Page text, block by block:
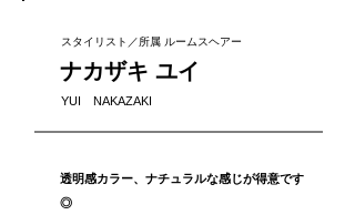
スタイリスト／所属 ルームスヘアー
ナカザキ ユイ
YUI NAKAZAKI
透明感カラー、ナチュラルな感じが得意です
◎